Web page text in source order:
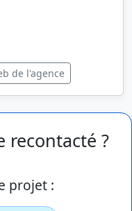
de l'agence
recontacté ?
projet :